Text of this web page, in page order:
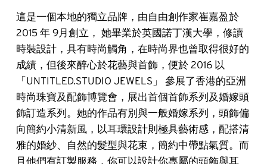
這是一個本地的獨立品牌，由自由創作家崔嘉盈於
2015 年 9月創立， 她畢業於英國諾丁漢大學，修讀
時裝設計，具有時尚觸角，在時尚界也曾取得很好的
成績，但後來醉心於花藝與首飾，便於 2016 以
「UNTITLED.STUDIO JEWELS」 參展了香港的亞洲
時尚珠寶及配飾博覽會，展出首個首飾系列及婚嫁頭
飾訂造系列。她的作品有別與一般婚嫁系列，頭飾偏
向簡約小清新風，以耳環設計則極具藝術感，配搭清
雅的婚紗、自然的髮型與花束，簡約中帶點氣質。而
且他們有訂製服務，你可以設計你專屬的頭飾與耳